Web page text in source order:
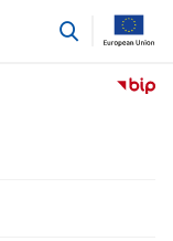
przejdź
Przejdź